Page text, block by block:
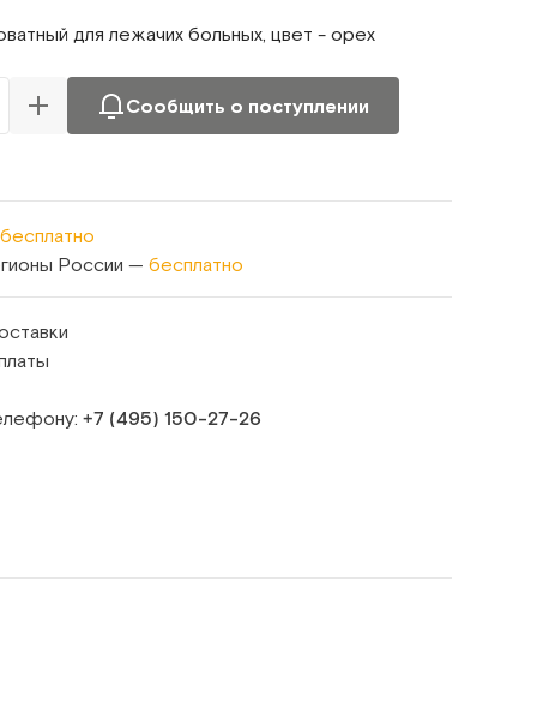
для лежачих больных, цвет - орех
Сообщить о поступлении
бесплатно
России — бесплатно
+7 (495) 150‑27‑26